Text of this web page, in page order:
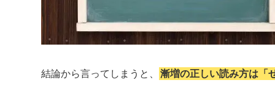
結論から言ってしまうと、 漸増の正しい読み方は「